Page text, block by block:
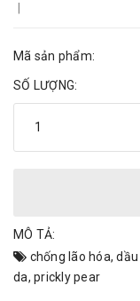
Mã sản phẩm:
SỐ LƯỢNG:
MÔ TẢ:
chống lão hóa,
da, prickly pear